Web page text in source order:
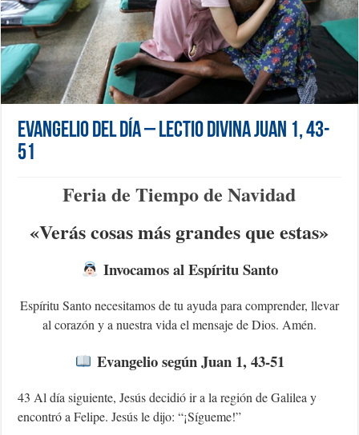
Evangelio del día – Lectio Divina Juan 1, 43-
51
Feria de Tiempo de Navidad
«Verás cosas más grandes que estas»
Invocamos al Espíritu Santo
Espíritu Santo necesitamos de tu ayuda para comprender, llevar
al corazón y a nuestra vida el mensaje de Dios. Amén.
Evangelio según Juan 1, 43-51
43 Al día siguiente, Jesús decidió ir a la región de Galilea y
encontró a Felipe. Jesús le dijo: “¡Sígueme!”